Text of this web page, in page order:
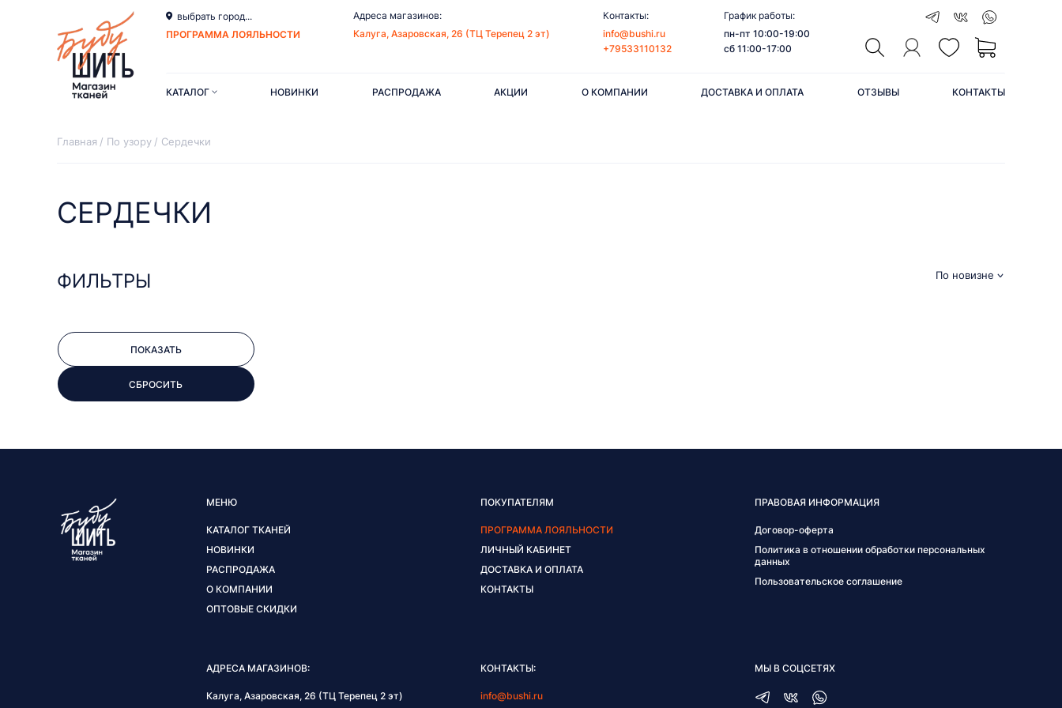
выбрать город...
ПРОГРАММА ЛОЯЛЬНОСТИ
Адреса магазинов:
Калуга, Азаровская, 26 (ТЦ Терепец 2 эт)
Контакты:
info@bushi.ru
+79533110132
График работы:
пн-пт 10:00-19:00
сб 11:00-17:00
КАТАЛОГ НОВИНКИ РАСПРОДАЖА АКЦИИ О КОМПАНИИ ДОСТАВКА И ОПЛАТА ОТЗЫВЫ КОНТАКТЫ
Главная По узору Сердечки
СЕРДЕЧКИ
ФИЛЬТРЫ По новизне
МЕНЮ
КАТАЛОГ ТКАНЕЙ
НОВИНКИ
РАСПРОДАЖА
О КОМПАНИИ
ОПТОВЫЕ СКИДКИ
ПОКУПАТЕЛЯМ
ПРОГРАММА ЛОЯЛЬНОСТИ
ЛИЧНЫЙ КАБИНЕТ
ДОСТАВКА И ОПЛАТА
КОНТАКТЫ
ПРАВОВАЯ ИНФОРМАЦИЯ
Договор-оферта
Политика в отношении обработки персональных
данных
Пользовательское соглашение
АДРЕСА МАГАЗИНОВ:
Калуга, Азаровская, 26 (ТЦ Терепец 2 эт)
КОНТАКТЫ:
info@bushi.ru
МЫ В СОЦСЕТЯХ